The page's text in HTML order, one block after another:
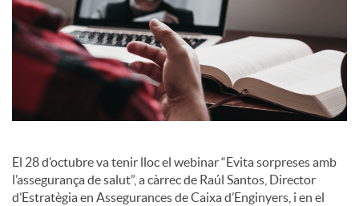
i
a
l
s
El 28 d’octubre va tenir lloc el webinar “Evita sorpreses amb
l’assegurança de salut”, a càrrec de Raúl Santos, Director
d’Estratègia en Assegurances de Caixa d’Enginyers, i en el